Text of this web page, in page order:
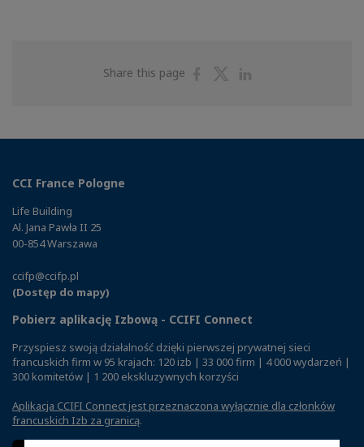
Share this page
ShareShare
CCI France Pologne
Life Building
Al. Jana Pawła II 25
00-854 Warszawa
ccifp@ccifp.pl
(Dostęp do mapy)
Pobierz aplikację Izbową - CCIFI Connect
Przyspiesz swoją działalność dzięki pierwszej prywatnej sieci
francuskich firm w 95 krajach: 120 izb | 33 000 firm | 4 000 wydarzeń |
300 komitetów | 1 200 ekskluzywnych korzyści
Aplikacja CCIFI Connect jest przeznaczona wyłącznie dla członków
francuskich Izb za granicą.